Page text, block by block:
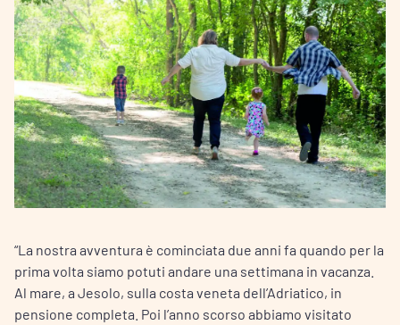
“La nostra avventura è cominciata due anni fa quando per la
prima volta siamo potuti andare una settimana in vacanza.
Al mare, a Jesolo, sulla costa veneta dell’Adriatico, in
pensione completa. Poi l’anno scorso abbiamo visitato